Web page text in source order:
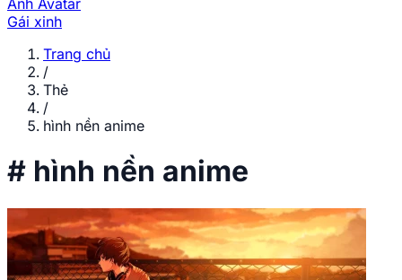
Ảnh Avatar
Gái xinh
Trang chủ
/
Thẻ
/
hình nền anime
# hình nền anime